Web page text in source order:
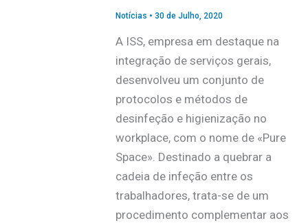
Notícias • 30 de Julho, 2020
A ISS, empresa em destaque na
integração de serviços gerais,
desenvolveu um conjunto de
protocolos e métodos de
desinfeção e higienização no
workplace, com o nome de «Pure
Space». Destinado a quebrar a
cadeia de infeção entre os
trabalhadores, trata-se de um
procedimento complementar aos